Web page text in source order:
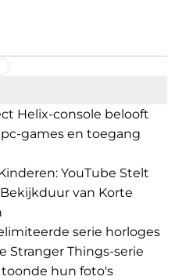
Telegram
Helix-console belooft
games en toegang
YouTube Stelt
van Korte
serie horloges
Stranger Things-serie
hun foto's